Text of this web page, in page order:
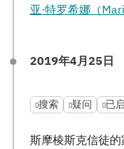
亚·特罗希娜（
2019年4月25日
搜索 疑问 已
斯摩棱斯克信徒